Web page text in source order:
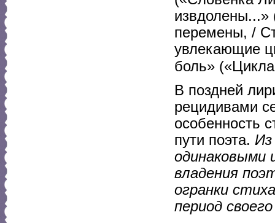
извдолены...»
перемены, /
увлекающие
боль»
В поздней
рецидивами
особенность
пути поэта. Из
одинаковыми
владения
огранки
период